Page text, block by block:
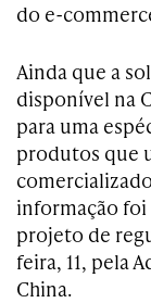
do e-
Ainda que a
disponível na
para uma
produtos que
informação
projeto de
feira, 11, pela
China.